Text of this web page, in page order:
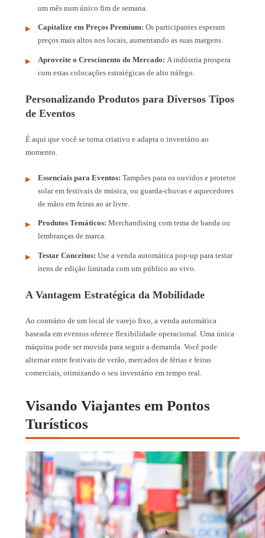
um mês num único fim de semana.
Capitalize em Preços Premium: Os participantes esperam
preços mais altos nos locais, aumentando as suas margens.
Aproveite o Crescimento do Mercado: A indústria prospera
com estas colocações estratégicas de alto tráfego.
Personalizando Produtos para Diversos Tipos
de Eventos
É aqui que você se torna criativo e adapta o inventário ao
momento.
Essenciais para Eventos: Tampões para os ouvidos e protetor
solar em festivais de música, ou guarda-chuvas e aquecedores
de mãos em feiras ao ar livre.
Produtos Temáticos: Merchandising com tema de banda ou
lembranças de marca.
Testar Conceitos: Use a venda automática pop-up para testar
itens de edição limitada com um público ao vivo.
A Vantagem Estratégica da Mobilidade
Ao contrário de um local de varejo fixo, a venda automática
baseada em eventos oferece flexibilidade operacional. Uma única
máquina pode ser movida para seguir a demanda. Você pode
alternar entre festivais de verão, mercados de férias e feiras
comerciais, otimizando o seu inventário em tempo real.
Visando Viajantes em Pontos
Turísticos